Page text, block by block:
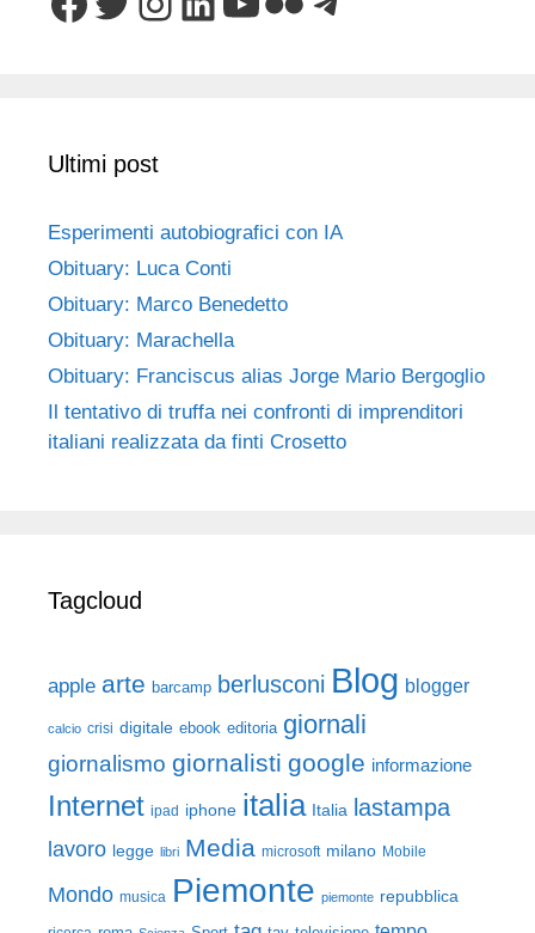
Ultimi post
Esperimenti autobiografici con IA
Obituary: Luca Conti
Obituary: Marco Benedetto
Obituary: Marachella
Obituary: Franciscus alias Jorge Mario Bergoglio
Il tentativo di truffa nei confronti di imprenditori
italiani realizzata da finti Crosetto
Tagcloud
apple arte barcamp berlusconi Blog blogger
calcio crisi digitale ebook editoria giornali
giornalismo giornalisti google informazione
Internet ipad iphone italia Italia lastampa
lavoro legge libri Media microsoft milano Mobile
Mondo musica Piemonte piemonte repubblica